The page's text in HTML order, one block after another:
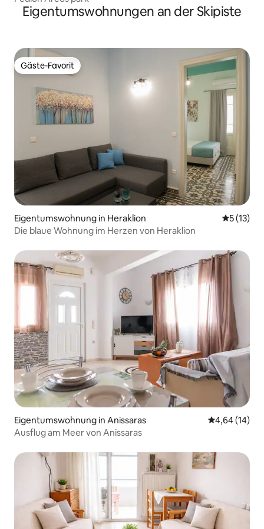
Eigentumswohnungen an der Skipiste
Gäste-Favorit
Gäste-Favorit
Eigentumswohnung in Heraklion
5 (13)
Die blaue Wohnung im Herzen von Heraklion
Eigentumswohnung in Anissaras
4,64 (14)
Ausflug am Meer von Anissaras